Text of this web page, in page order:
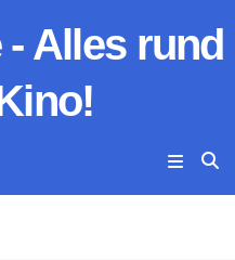
Alles rund